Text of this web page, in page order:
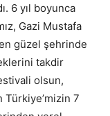
6 yıl boyunca
Gazi Mustafa
güzel şehrinde
takdir
olsun,
Türkiye’mizin 7